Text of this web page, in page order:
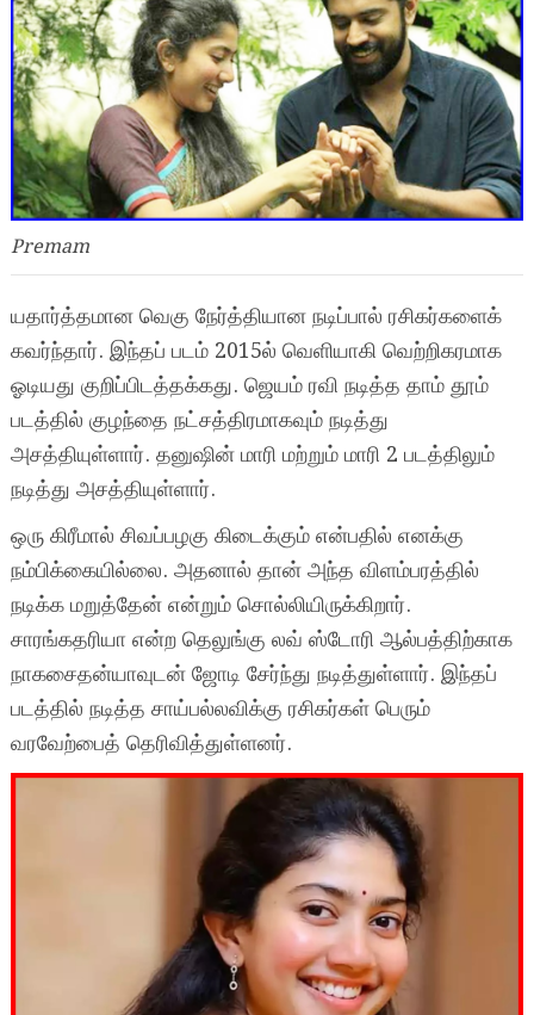
Premam
யதார்த்தமான வெகு நேர்த்தியான நடிப்பால் ரசிகர்களைக்
கவர்ந்தார். இந்தப் படம் 2015ல் வெளியாகி வெற்றிகரமாக
ஓடியது குறிப்பிடத்தக்கது. ஜெயம் ரவி நடித்த தாம் தூம்
படத்தில் குழந்தை நட்சத்திரமாகவும் நடித்து
அசத்தியுள்ளார். தனுஷின் மாரி மற்றும் மாரி 2 படத்திலும்
நடித்து அசத்தியுள்ளார்.
ஒரு கிரீமால் சிவப்பழகு கிடைக்கும் என்பதில் எனக்கு
நம்பிக்கையில்லை. அதனால் தான் அந்த விளம்பரத்தில்
நடிக்க மறுத்தேன் என்றும் சொல்லியிருக்கிறார்.
சாரங்கதரியா என்ற தெலுங்கு லவ் ஸ்டோரி ஆல்பத்திற்காக
நாகசைதன்யாவுடன் ஜோடி சேர்ந்து நடித்துள்ளார். இந்தப்
படத்தில் நடித்த சாய்பல்லவிக்கு ரசிகர்கள் பெரும்
வரவேற்பைத் தெரிவித்துள்ளனர்.